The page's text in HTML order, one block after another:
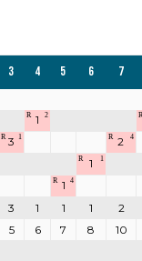
3 4 5 6 7
R 1 2 R
R 3 1 R 2 4
R 1 1
R 1 4
3 1 1 1
2
5 6 7 8
10